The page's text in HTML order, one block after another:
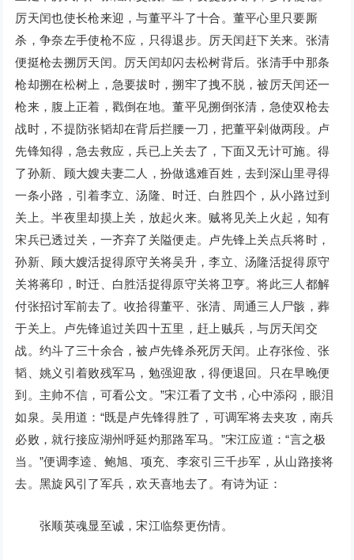
厉天闰也使长枪来迎，与董平斗了十合。董平心里只要厮
杀，争奈左手使枪不应，只得退步。厉天闰赶下关来。张清
便挺枪去搠厉天闰。厉天闰却闪去松树背后。张清手中那条
枪却搠在松树上，急要拔时，搠牢了拽不脱，被厉天闰还一
枪来，腹上正着，戳倒在地。董平见搠倒张清，急使双枪去
战时，不提防张韬却在背后拦腰一刀，把董平剁做两段。卢
先锋知得，急去救应，兵已上关去了，下面又无计可施。得
了孙新、顾大嫂夫妻二人，扮做逃难百姓，去到深山里寻得
一条小路，引着李立、汤隆、时迁、白胜四个，从小路过到
关上。半夜里却摸上关，放起火来。贼将见关上火起，知有
宋兵已透过关，一齐弃了关隘便走。卢先锋上关点兵将时，
孙新、顾大嫂活捉得原守关将吴升，李立、汤隆活捉得原守
关将蒋印，时迁、白胜活捉得原守关将卫亨。将此三人都解
付张招讨军前去了。收拾得董平、张清、周通三人尸骸，葬
于关上。卢先锋追过关四十五里，赶上贼兵，与厉天闰交
战。约斗了三十余合，被卢先锋杀死厉天闰。止存张俭、张
韬、姚义引着败残军马，勉强迎敌，得便退回。只在早晚便
到。主帅不信，可看公文。”宋江看了文书，心中添闷，眼泪
如泉。吴用道：“既是卢先锋得胜了，可调军将去夹攻，南兵
必败，就行接应湖州呼延灼那路军马。”宋江应道：“言之极
当。”便调李逵、鲍旭、项充、李衮引三千步军，从山路接将
去。黑旋风引了军兵，欢天喜地去了。有诗为证：
张顺英魂显至诚，宋江临祭更伤情。